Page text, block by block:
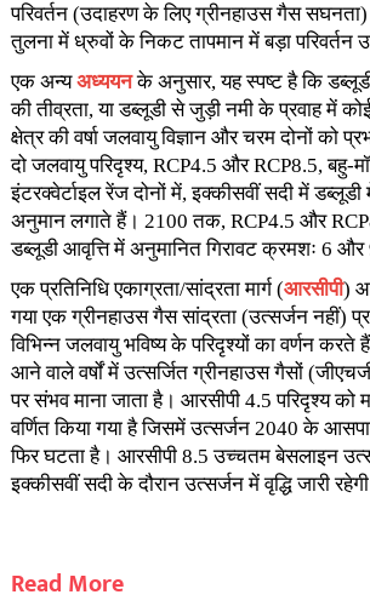
परिवर्तन (उदाहरण के लिए ग्रीनहाउस गैस
तुलना में ध्रुवों के निकट तापमान में बड़ा परिवर्तन
एक अन्यअध्ययनके अनुसार, यह स्पष्ट है कि
की तीव्रता, या डब्लूडी से जुड़ी नमी के प्रवाह में कोई
क्षेत्र की वर्षा जलवायु विज्ञान और चरम दोनों को
दो जलवायु परिदृश्य, RCP4.5 और RCP8.5, बहु-
इंटरक्वेर्टाइल रेंज दोनों में, इक्कीसवीं सदी में डब्लूडी
अनुमान लगाते हैं। 2100 तक, RCP4.5 और
डब्लूडी आवृत्ति में अनुमानित गिरावट क्रमशः 6 और
एक प्रतिनिधि एकाग्रता/सांद्रता मार्ग (आरसीपी)
गया एक ग्रीनहाउस गैस सांद्रता (उत्सर्जन नहीं)
विभिन्न जलवायु भविष्य के परिदृश्यों का वर्णन
आने वाले वर्षों में उत्सर्जित ग्रीनहाउस गैसों
पर संभव माना जाता है। आरसीपी 4.5 परिदृश्य को
वर्णित किया गया है जिसमें उत्सर्जन 2040 के
फिर घटता है। आरसीपी 8.5 उच्चतम बेसलाइन
इक्कीसवीं सदी के दौरान उत्सर्जन में वृद्धि जारी
Read More